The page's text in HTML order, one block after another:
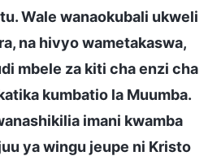
tu. Wale wanaokubali ukweli
na hivyo wametakaswa,
mbele za kiti cha enzi cha
kumbatio la Muumba.
imani kwamba
ya wingu jeupe ni Kristo